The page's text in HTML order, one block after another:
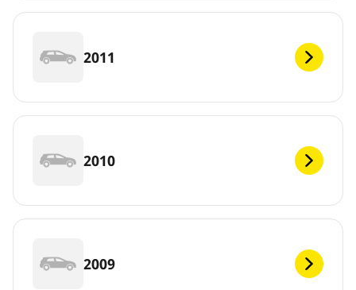
2011
2010
2009